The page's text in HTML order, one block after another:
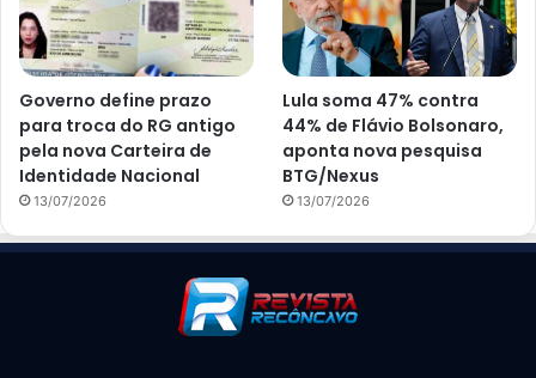
Governo define prazo
para troca do RG antigo
pela nova Carteira de
Identidade Nacional
13/07/2026
Lula soma 47% contra
44% de Flávio Bolsonaro,
aponta nova pesquisa
BTG/Nexus
13/07/2026